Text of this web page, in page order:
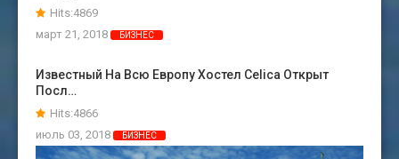
Hits:4869
март 21, 2018
БИЗНЕС
Известный На Всю Европу Хостел Celica Открыт
Посл…
Hits:4866
июль 03, 2018
БИЗНЕС